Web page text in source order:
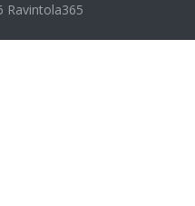
Ravintola365